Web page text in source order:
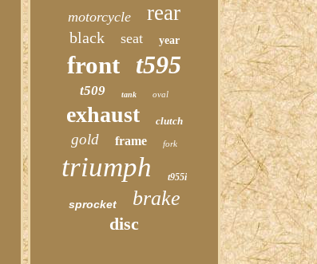
motorcycle rear
black seat year
front t595
t509 tank oval
exhaust clutch
gold frame fork
triumph t955i
sprocket brake
disc